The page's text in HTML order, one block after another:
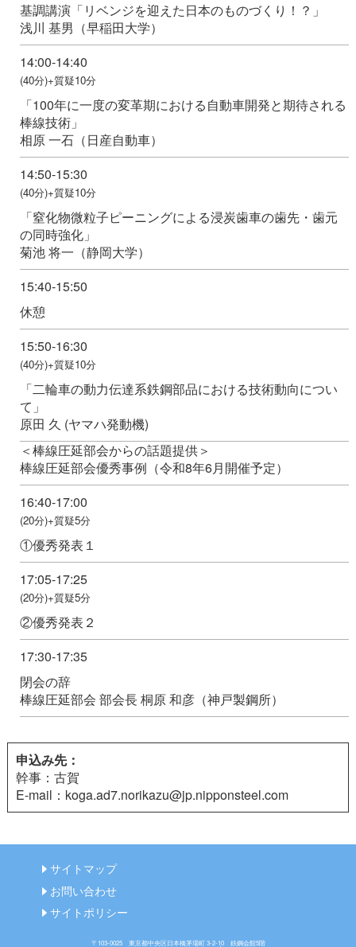
基調講演「リベンジを迎えた日本のものづくり！？」
浅川 基男（早稲田大学）
14:00-14:40
(40分)+質疑10分
「100年に一度の変革期における自動車開発と期待される
棒線技術」
相原 一石（日産自動車）
14:50-15:30
(40分)+質疑10分
「窒化物微粒子ピーニングによる浸炭歯車の歯先・歯元
の同時強化」
菊池 将一（静岡大学）
15:40-15:50
休憩
15:50-16:30
(40分)+質疑10分
「二輪車の動力伝達系鉄鋼部品における技術動向につい
て」
原田 久 (ヤマハ発動機)
＜棒線圧延部会からの話題提供＞
棒線圧延部会優秀事例（令和8年6月開催予定）
16:40-17:00
(20分)+質疑5分
①優秀発表１
17:05-17:25
(20分)+質疑5分
②優秀発表２
17:30-17:35
閉会の辞
棒線圧延部会 部会長 桐原 和彦（神戸製鋼所）
申込み先：
幹事：古賀
E-mail：koga.ad7.norikazu@jp.nipponsteel.com
サイトマップ
お問い合わせ
サイトポリシー
〒103-0025 東京都中央区日本橋茅場町 3-2-10 鉄鋼会館5階